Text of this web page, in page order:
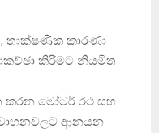
තාක්ෂණික කාරණා
කිරීමට නියමිත
කරන මෝටර් රථ සහ
වාහනවලට ආනයන